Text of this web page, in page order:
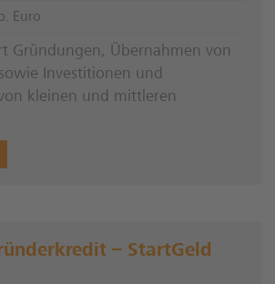
Euro
Gründungen, Übernahmen von
Investitionen und
kleinen und mittleren
– StartGeld